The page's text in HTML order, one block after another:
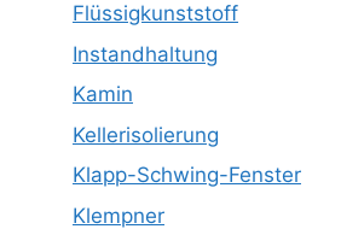
Flüssigkunststoff
Instandhaltung
Kamin
Kellerisolierung
Klapp-Schwing-Fenster
Klempner